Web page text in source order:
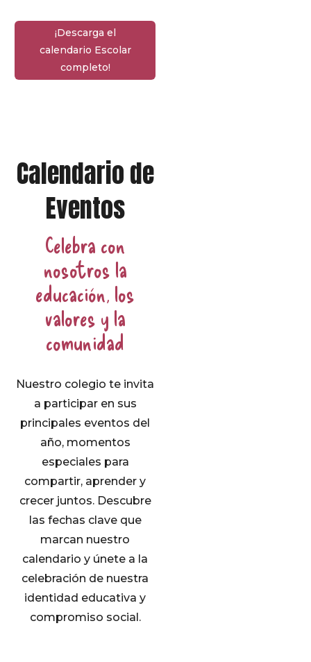
¡Descarga el
calendario Escolar
completo!
Calendario de
Eventos
Celebra con
nosotros la
educación, los
valores y la
comunidad
Nuestro colegio te invita
a participar en sus
principales eventos del
año, momentos
especiales para
compartir, aprender y
crecer juntos. Descubre
las fechas clave que
marcan nuestro
calendario y únete a la
celebración de nuestra
identidad educativa y
compromiso social.